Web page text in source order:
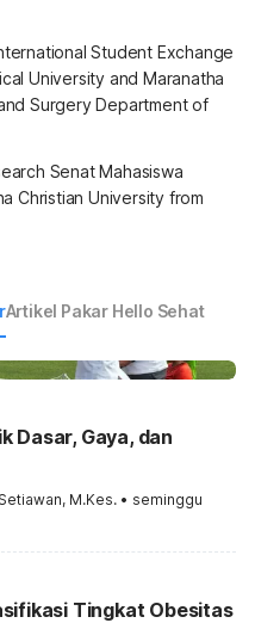
Student Exchange
University and Maranatha
Surgery Department of
Senat Mahasiswa
Christian University from
Artikel Pakar Hello Sehat
Dasar, Gaya, dan
M.Kes. • seminggu
Tingkat Obesitas